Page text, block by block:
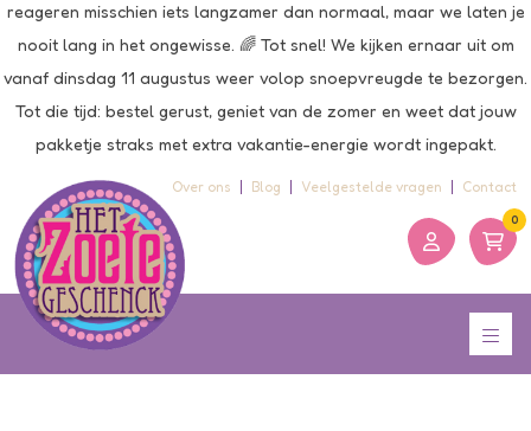
reageren misschien iets langzamer dan normaal, maar we laten je
nooit lang in het ongewisse. 🌈 Tot snel! We kijken ernaar uit om
vanaf dinsdag 11 augustus weer volop snoepvreugde te bezorgen.
Tot die tijd: bestel gerust, geniet van de zomer en weet dat jouw
pakketje straks met extra vakantie-energie wordt ingepakt.
Over ons Blog Veelgestelde vragen Contact
0